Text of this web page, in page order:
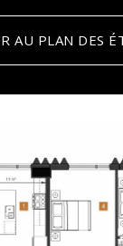
AU PLAN DES